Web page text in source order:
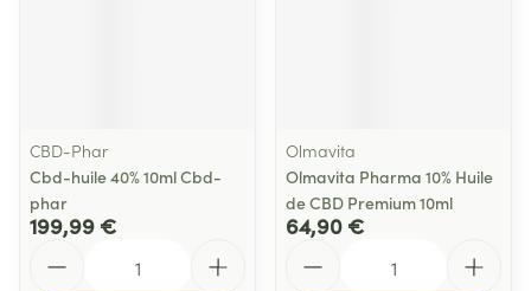
CBD-Phar
Cbd-huile 40% 10ml Cbd-
phar
199,99 €
Olmavita
Olmavita Pharma 10% Huile
de CBD Premium 10ml
64,90 €